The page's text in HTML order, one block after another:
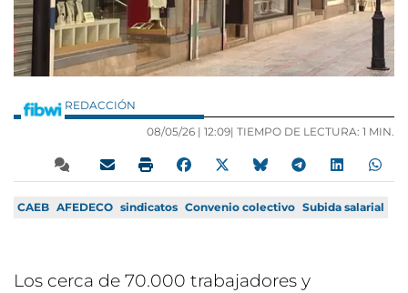
REDACCIÓN
08/05/26 | 12:09| TIEMPO DE LECTURA: 1 MIN.
CAEB AFEDECO sindicatos Convenio colectivo Subida salarial
Los cerca de 70.000 trabajadores y